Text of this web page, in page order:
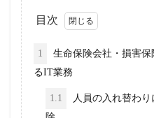
目次
1
生命保険会社・損害
るIT業務
1.1
人員の入れ替わ